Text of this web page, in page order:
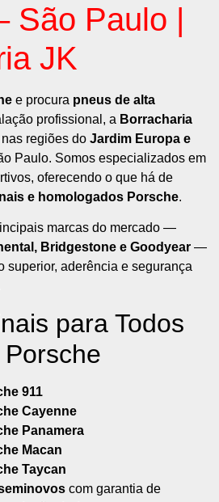
São Paulo |
JK
e procura pneus de alta
profissional, a Borracharia
regiões do Jardim Europa e
Paulo. Somos especializados em
oferecendo o que há de
e homologados Porsche.
marcas do mercado —
Bridgestone e Goodyear —
superior, aderência e segurança
para Todos
911
Cayenne
Panamera
Macan
Taycan
com garantia de